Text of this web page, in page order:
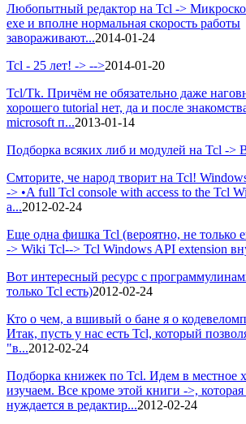
Любопытный редактор на Tcl ->
exe и вполне нормальная скорость работы
завораживают...2014-01-24
Tcl - 25 лет! -> -->2014-01-20
Tcl/Tk. Причём не обязательно даже
хорошего tutorial нет, да и после
microsoft п...2013-01-14
Подборка всяких либ и модулей на Tcl ->
Смторите, че народ творит на Tcl!
-> •A full Tcl console with access to the Tcl
a...2012-02-24
Еще одна фишка Tcl (вероятно, не только
-> Wiki Tcl--> Tcl Windows API extension
Вот интересный ресурс с
только Tcl есть)2012-02-24
Кто о чем, а вшивый о бане я о
Итак, пусть у нас есть Tcl, который
"в...2012-02-24
Подборка книжек по Tcl. Идем в местное
изучаем. Все кроме этой книги ->,
нуждается в редактир...2012-02-24